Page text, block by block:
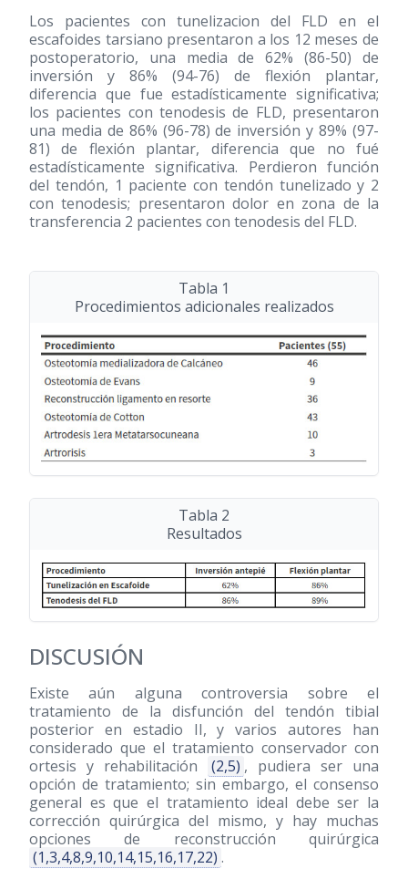
Los pacientes con tunelizacion del FLD en el
escafoides tarsiano presentaron a los 12 meses de
postoperatorio, una media de 62%(86-50) de
inversión y 86% (94-76) de flexión plantar,
diferencia que fue estadísticamente significativa;
los pacientes con tenodesis de FLD, presentaron
una media de 86% (96-78) de inversión y 89%(97-
81) de flexión plantar, diferencia que no fué
estadísticamente significativa. Perdieron función
del tendón, 1 paciente con tendón tunelizado y 2
con tenodesis; presentaron dolor en zona de la
transferencia 2 pacientes con tenodesis del FLD.
Tabla 1
Procedimientos adicionales realizados
Tabla 2
Resultados
DISCUSIÓN
Existe aún alguna controversia sobre el
tratamiento de la disfunción del tendón tibial
posterior en estadio II, y varios autores han
considerado que el tratamiento conservador con
ortesis y rehabilitación
(2,5) , pudiera ser una
opción de tratamiento; sin embargo, el consenso
general es que el tratamiento ideal debe ser la
corrección quirúrgica del mismo, y hay muchas
opciones de reconstrucción quirúrgica
(1,3,4,8,9,10,14,15,16,17,22) .